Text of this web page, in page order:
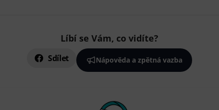
Líbí se Vám, co vidíte?
Sdílet Nápověda a zpětná vazba